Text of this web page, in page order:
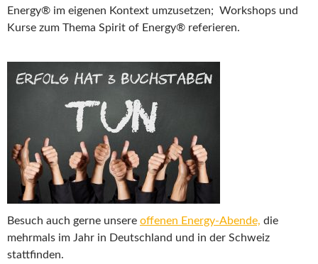
Energy® im eigenen Kontext umzusetzen; Workshops und
Kurse zum Thema Spirit of Energy® referieren.
Besuch auch gerne unsere offenen Energy-Abende, die
mehrmals im Jahr in Deutschland und in der Schweiz
stattfinden.